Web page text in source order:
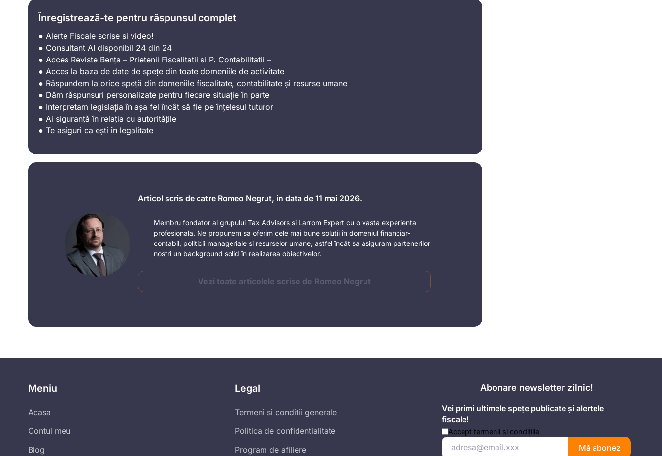
Înregistrează-te pentru răspunsul complet
● Alerte Fiscale scrise si video!
● Consultant AI disponibil 24 din 24
● Acces Reviste Bența – Prietenii Fiscalitatii si P. Contabilitatii –
● Acces la baza de date de spețe din toate domeniile de activitate
● Răspundem la orice speță din domeniile fiscalitate, contabilitate și resurse umane
● Dăm răspunsuri personalizate pentru fiecare situație în parte
● Interpretam legislația în așa fel încât să fie pe înțelesul tuturor
● Ai siguranță în relația cu autoritățile
● Te asiguri ca ești în legalitate
Articol scris de catre Romeo Negrut, in data de 11 mai 2026.
Membru fondator al grupului Tax Advisors si Larrom Expert cu o vasta experienta
profesionala. Ne propunem sa oferim cele mai bune solutii în domeniul financiar-
contabil, politicii manageriale si resurselor umane, astfel încât sa asiguram partenerilor
nostri un background solid în realizarea obiectivelor.
Vezi toate articolele scrise de Romeo Negrut
Meniu
Acasa
Contul meu
Blog
Legal
Termeni si conditii generale
Politica de confidentialitate
Program de afiliere
Abonare newsletter zilnic!
Vei primi ultimele spețe publicate și alertele
fiscale!
Accept termenii și condițiile
Mă abonez